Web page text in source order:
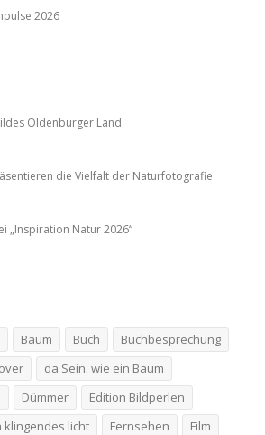
2026
Oldenburger Land
die Vielfalt der Naturfotografie
„Inspiration Natur 2026“
Baum Buch
Buchbesprechung
da Sein. wie ein Baum
Dümmer
Edition Bildperlen
klingendes licht
Fernsehen
Film